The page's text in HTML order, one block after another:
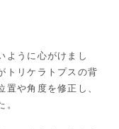
ように心がけまし
トリケラトプスの背
や角度を修正し、
。